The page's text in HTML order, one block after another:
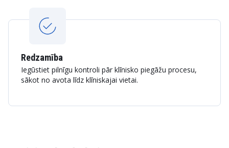
Redzamība
Iegūstiet pilnīgu kontroli pār klīnisko piegāžu procesu,
sākot no avota līdz klīniskajai vietai.